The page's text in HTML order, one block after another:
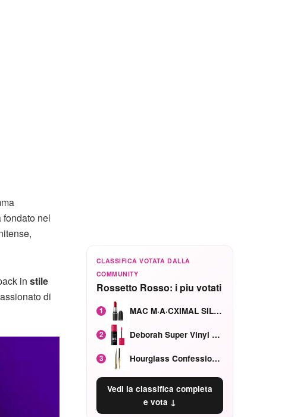
fondato nel
in stile
di
CLASSIFICA VOTATA DALLA
COMMUNITY
Rossetto Rosso: i piu votati
1 MAC M·A·CXIMAL SILKY MATTE Red Rock mat
2 Deborah Super Vinyl Shake Rosa Ciliegia
3 Hourglass Confession Ricaricabile Ultra Preciso Ad Alta Intensità Secretly Classic Red
Vedi la classifica completa
e vota ↓